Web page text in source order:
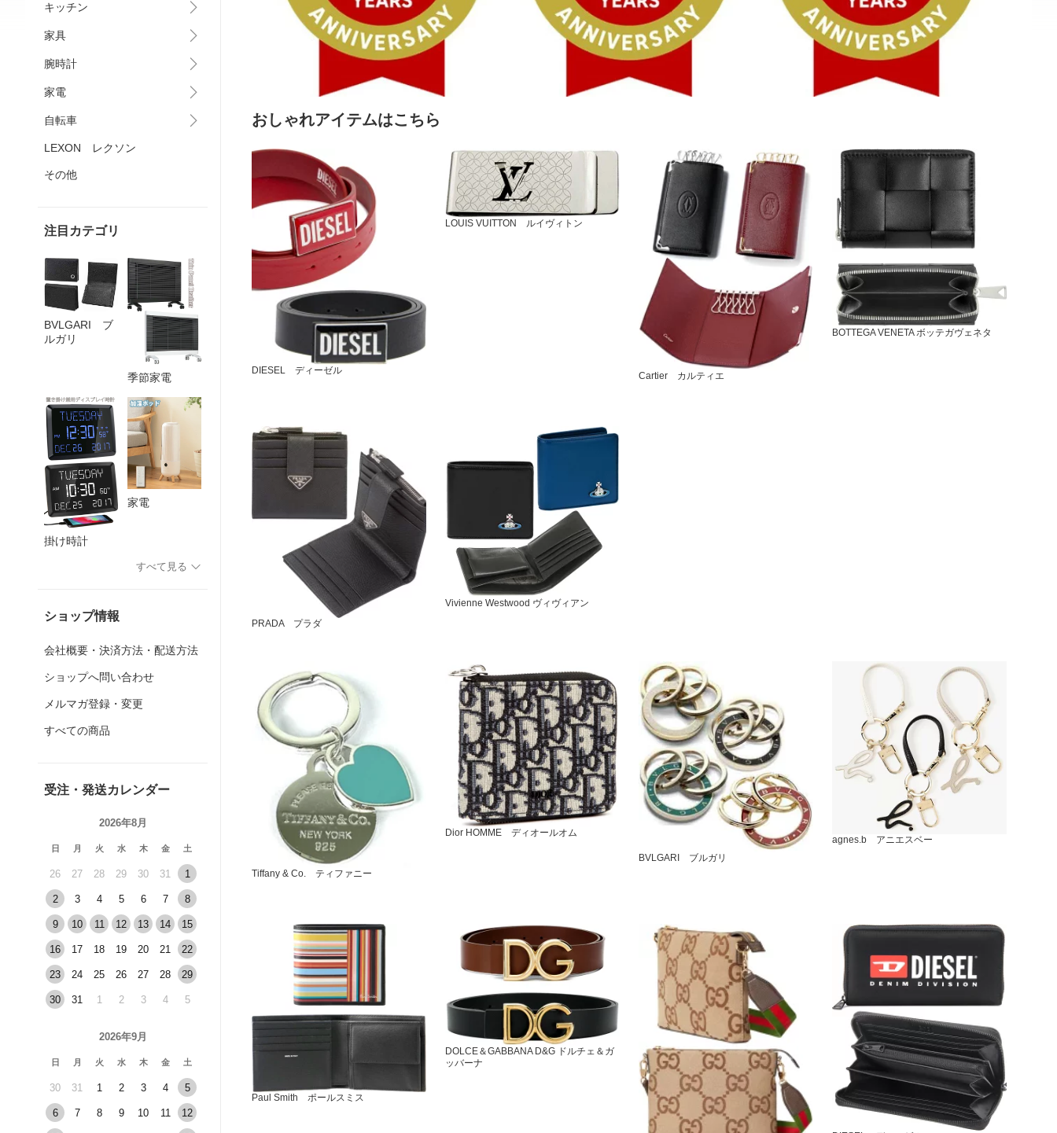
キッチン
家具
腕時計
家電
自転車
LEXON レクソン
その他
注目カテゴリ
BVLGARI ブ
ルガリ
季節家電
掛け時計
家電
すべて見る
ショップ情報
会社概要・決済方法・配送方法
ショップへ問い合わせ
メルマガ登録・変更
すべての商品
受注・発送カレンダー
2026年8月
日 月 火 水 木 金 土
26 27 28 29 30 31 1
2 3 4 5 6 7 8
9 10 11 12 13 14 15
16 17 18 19 20 21 22
23 24 25 26 27 28 29
30 31 1 2 3 4 5
2026年9月
日 月 火 水 木 金 土
30 31 1 2 3 4 5
6 7 8 9 10 11 12
おしゃれアイテムはこちら
DIESEL ディーゼル
LOUIS VUITTON ルイヴィトン
Cartier カルティエ
BOTTEGA VENETA ボッテガヴェネタ
PRADA プラダ
Vivienne Westwood ヴィヴィアン
Tiffany & Co. ティファニー
Dior HOMME ディオールオム
BVLGARI ブルガリ
agnes.b アニエスベー
Paul Smith ポールスミス
DOLCE＆GABBANA D&G ドルチェ＆ガ
ッバーナ